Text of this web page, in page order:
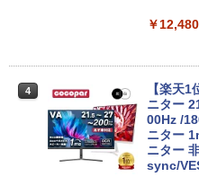
Core
8GB/
fice/
ソコン/
￥14,999
￥12,480
4
【楽天
ニター
00Hz /
ニター
ニター
sync/